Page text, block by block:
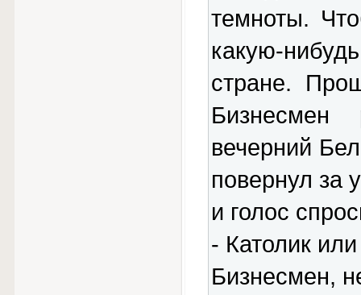
темноты.
какую-
стране.
Бизнесмен
вечерний
повернул за
и голос
- Католик
Бизнесмен,